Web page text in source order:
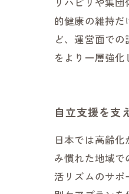
的健康の維持
ど、運営面で
をより一層強化
自立支援を支
日本では高齢
み慣れた地域
活リズムのサポ